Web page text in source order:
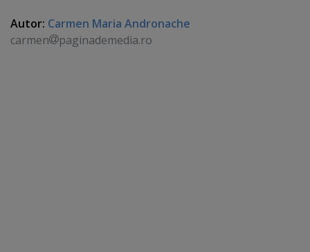
Autor: Carmen Maria Andronache
carmen
paginademedia.ro